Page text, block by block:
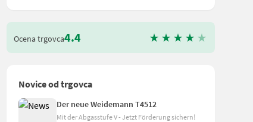
Ocena trgovca4.4
Novice od trgovca
Der neue Weidemann T4512
Mit der Abgasstufe V - Jetzt Förderung sichern!